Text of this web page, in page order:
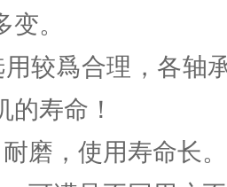
。
较爲合理，各轴
的寿命！
磨，使用寿命长。